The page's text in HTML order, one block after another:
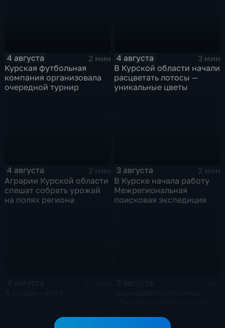
4 августа
2 мин
Курская футбольная
компания организовала
очередной турнир
4 августа
3 мин
В Курской области начали
расцветать лотосы —
уникальные цветы
4 августа
2 мин
Аграрии Курской области
спешат собрать урожай
на полях региона
3 августа
2 мин
В Курске начала работу
Межрегиональная
поисковая экспедиция